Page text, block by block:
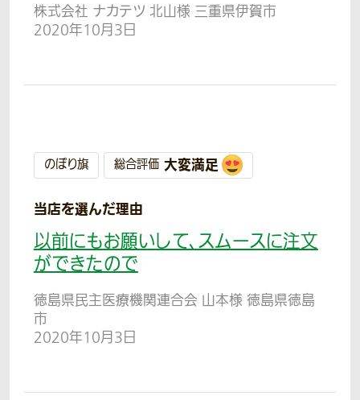
株式会社 ナカテツ 北山様 三重県伊賀市
2020年10月3日
のぼり旗 総合評価 大変満足
当店を選んだ理由
以前にもお願いして、スムースに注文
ができたので
徳島県民主医療機関連合会 山本様 徳島県徳島
市
2020年10月3日